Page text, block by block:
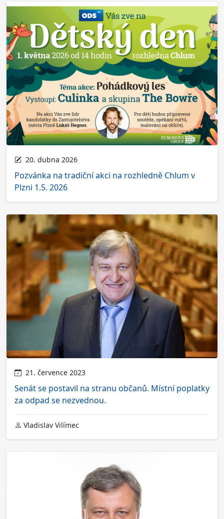
20. dubna 2026
Pozvánka na tradiční akci na rozhledně Chlum v
Plzni 1.5. 2026
21. července 2023
Senát se postavil na stranu občanů. Místní poplatky
za odpad se nezvednou.
Vladislav Vilímec